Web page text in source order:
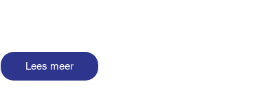
Lees meer